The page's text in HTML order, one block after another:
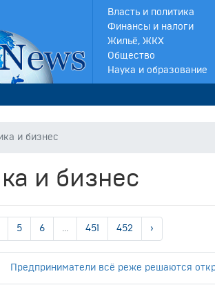
Власть и политика
Финансы и налоги
Жильё, ЖКХ
Общество
Наука и образование
и бизнес
и бизнес
5 6 ... 451 452 ›
Предприниматели всё реже решаются